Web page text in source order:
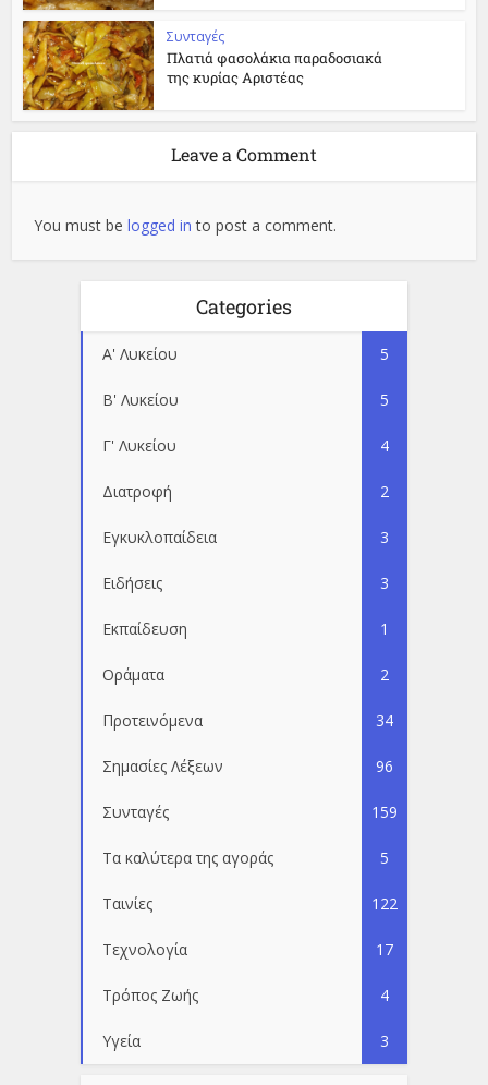
Συνταγές
Πλατιά φασολάκια παραδοσιακά
της κυρίας Αριστέας
Leave a Comment
You must belogged in to post a comment.
Categories
Α' Λυκείου 5
Β' Λυκείου 5
Γ' Λυκείου 4
Διατροφή 2
Εγκυκλοπαίδεια 3
Ειδήσεις 3
Εκπαίδευση 1
Οράματα 2
Προτεινόμενα 34
Σημασίες Λέξεων 96
Συνταγές 159
Τα καλύτερα της αγοράς 5
Ταινίες 122
Τεχνολογία 17
Τρόπος Ζωής 4
Υγεία 3